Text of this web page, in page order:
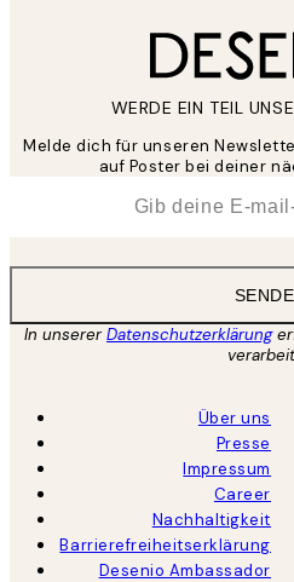
WERDE EIN TEIL
Melde dich für unseren
auf Poster bei deiner
In unsererDatenschutzerklärung
Über uns
Presse
Impressum
Career
Nachhaltigkeit
Barrierefreiheitserklärung
Desenio Ambassador